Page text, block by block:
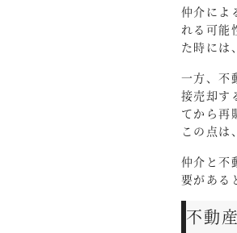
仲介によ
れる可能
た時には
一方、不
接売却す
てから再
この点は
仲介と不
要がある
不動